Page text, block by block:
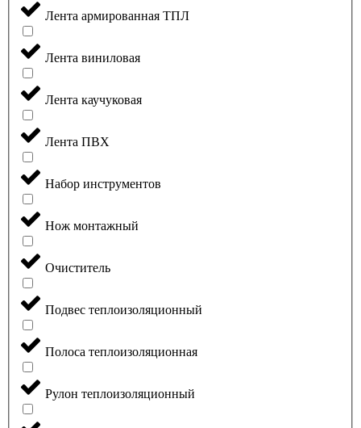
Лента армированная ТПЛ
Лента виниловая
Лента каучуковая
Лента ПВХ
Набор инструментов
Нож монтажный
Очиститель
Подвес теплоизоляционный
Полоса теплоизоляционная
Рулон теплоизоляционный